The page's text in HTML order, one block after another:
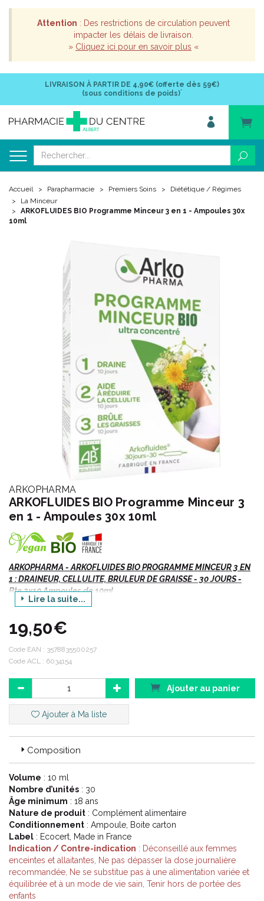
Attention : Des restrictions de circulation peuvent
impacter les délais de livraison.
» Cliquez ici pour en savoir plus «
LIVRAISON À PARTIR DE 4,90€ (offerte dès 59€)
(sous conditions de poids)*
Accueil Parapharmacie Premiers Soins
Diététique / Régimes
La Minceur
ARKOFLUIDES BIO Programme Minceur 3 en 1 - Ampoules 30x
10ml
ARKOPHARMA
ARKOFLUIDES BIO Programme Minceur 3
en 1 - Ampoules 30x 10ml
ARKOPHARMA - ARKOFLUIDES BIO PROGRAMME MINCEUR 3 EN
1 : DRAINEUR, CELLULITE, BRULEUR DE GRAISSE - 30 JOURS -
Bte 3x10 Ampoules de 10ml
Indications :
Réservé à l’ adulte.
Description :
PHYTOTHÉRAPIE - MINCEUR - Complément alimentaire.
Arkofluides® Programme Minceur BIO est un complément
alimentaire bio spécialement formulé pour aider à détoxifier l'
organisme, initier une action minceur et entretenir une silhouette
harmonieuse.
Grâce à son savoir-faire unique, Arkofluides® vous propose une
formule 100% d’ origine végétale associant des plantes
rigoureusement sélectionnées par les experts en phytothérapie
des laboratoires Arkopharma, dans une solution buvable
garantie sans édulcorant, sans conservateur et sans alcool.
3 étapes pour un programme Minceur à base de plantes BIO :
Lire la suite...
19,50€
Code EAN : 3578835500257
Code ACL : 6034154
Ajouter au panier
Ajouter à Ma liste
Composition
Volume : 10 ml
Nombre d’unités : 30
Âge minimum : 18 ans
Nature de produit : Complément alimentaire
Conditionnement : Ampoule, Boite carton
Label : Ecocert, Made in France
Indication / Contre-indication : Déconseillé aux femmes
enceintes et allaitantes, Ne pas dépasser la dose journalière
recommandée, Ne se substitue pas à une alimentation variée et
équilibrée et à un mode de vie sain, Tenir hors de portée des
enfants